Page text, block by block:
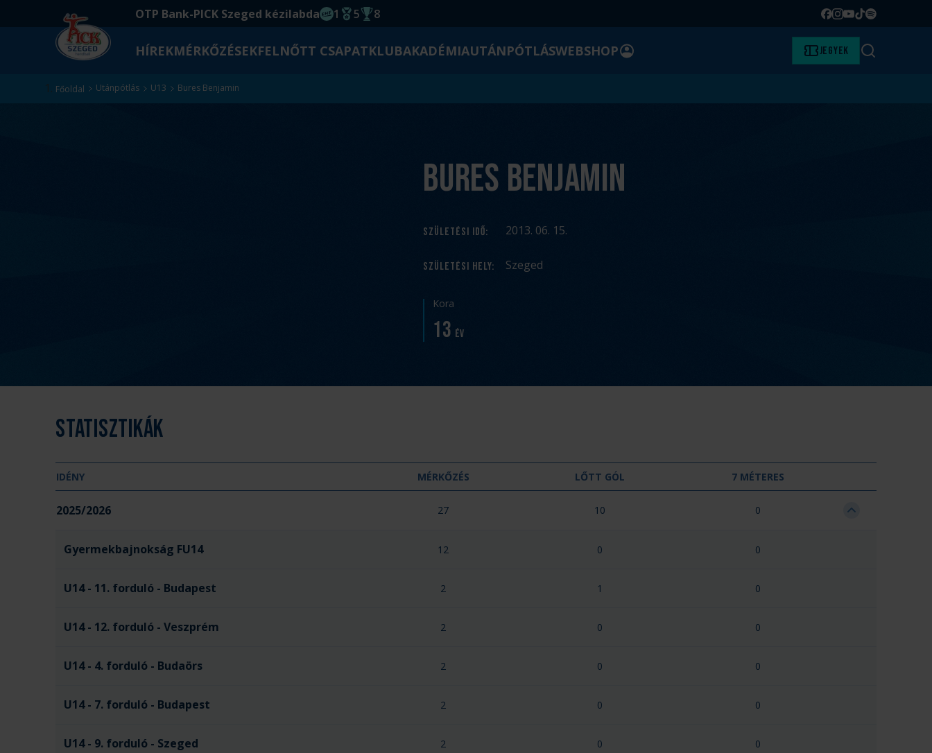
OTP Bank-PICK Szeged kézilabda
EHF kupagyőzelem 2014
1
Magyar Bajnoki cím
5
Magyar-Kupa győzelem
8 Facebook
Instagram
YouTube
TikTok
Spotify
HÍREKMÉRKŐZÉSEKFELNŐTT CSAPATKLUBAKADÉMIAUTÁNPÓTLÁSWEBSHOPBELÉPÉS Jegyek Keresés
Főoldal Utánpótlás U13 Bures Benjamin
Bures Benjamin
SZÜLETÉSI IDŐ: 2013. 06. 15.
SZÜLETÉSI HELY: Szeged
Kora
13 év
Statisztikák
IDÉNY MÉRKŐZÉS LŐTT GÓL 7 MÉTERES
2025/2026 27 10 0
Gyermekbajnokság FU14 12 0 0
U14 - 11. forduló - Budapest 2 1 0
U14 - 12. forduló - Veszprém 2 0 0
U14 - 4. forduló - Budaörs 2 0 0
U14 - 7. forduló - Budapest 2 0 0
U14 - 9. forduló - Szeged 2 0 0